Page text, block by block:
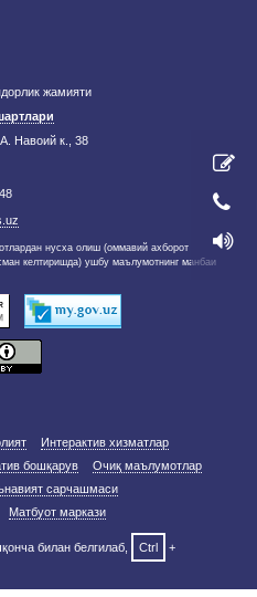
жамияти
Навоий к., 38
нусха олиш (оммавий ахборот
келтиришда) ушбу маълумотнинг манбаи
Интерактив хизматлар
бошқарув
Очиқ маълумотлар
сарчашмаси
Матбуот маркази
билан белгилаб, Ctrl
+